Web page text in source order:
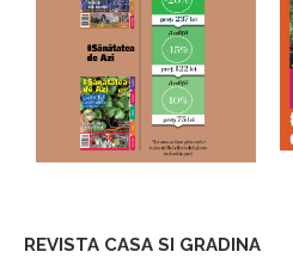
REVISTA CASA SI GRADINA